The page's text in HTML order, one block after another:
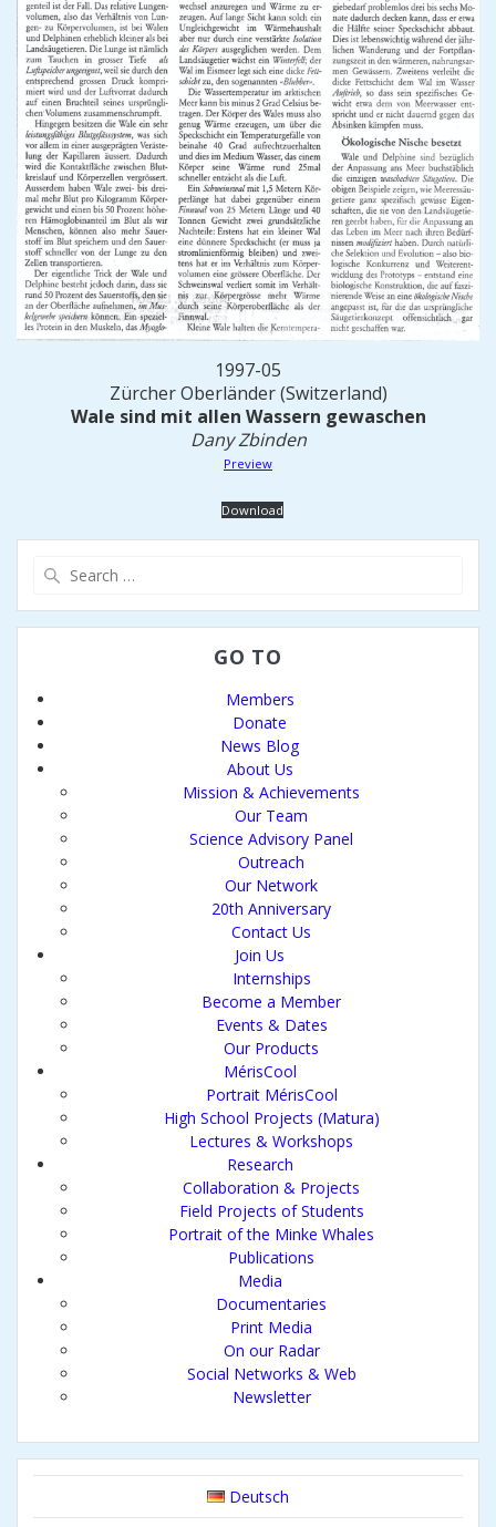
GO TO
Members
Donate
News Blog
About Us
Mission & Achievements
Our Team
Science Advisory Panel
Outreach
Our Network
20th Anniversary
Contact Us
Join Us
Internships
Become a Member
Events & Dates
Our Products
MérisCool
Portrait MérisCool
High School Projects (Matura)
Lectures & Workshops
Research
Collaboration & Projects
Field Projects of Students
Portrait of the Minke Whales
Publications
Media
Documentaries
Print Media
On our Radar
Social Networks & Web
Newsletter
Deutsch
1997-05
Zürcher Oberländer (Switzerland)
Wale sind mit allen Wassern gewaschen
Dany Zbinden
Preview
Download